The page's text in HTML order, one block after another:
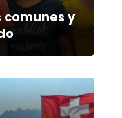
y